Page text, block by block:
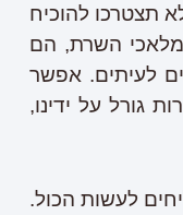
תצטרכו להוכיח
השרת, הם
לעיתים. אפשר
גורל על ידינו,
לעשות הכול.